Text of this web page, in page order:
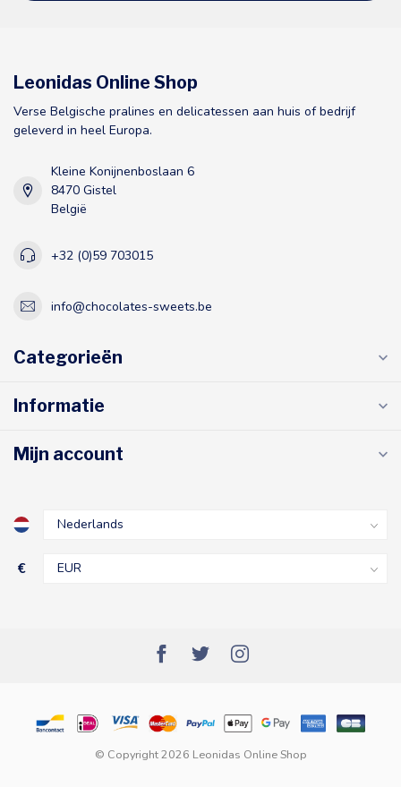
Leonidas Online Shop
Verse Belgische pralines en delicatessen aan huis of bedrijf
geleverd in heel Europa.
Kleine Konijnenboslaan 6
8470 Gistel
België
+32 (0)59 703015
info@chocolates-sweets.be
Categorieën
Informatie
Mijn account
€
© Copyright 2026 Leonidas Online Shop